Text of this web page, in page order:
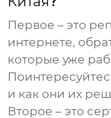
Первое – это
интернете,
которые уже
и как они их
Второе – это